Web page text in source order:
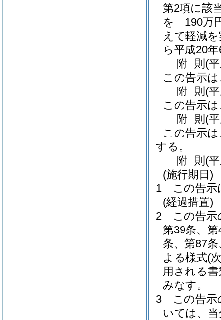
第2項に該
を「190万
えて軽減
ら平成20
附 則 (
この告示
附 則 (
この告示
附 則 (
この告示
する。
附 則 (
(施行期日)
1
この告示
(経過措置)
2
この告示
第39条、
条、第87
よる様式(
用される
みなす。
3
この告示
いては、